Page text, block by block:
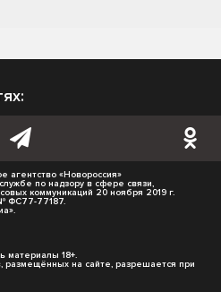
агентство «Новороссия»
по надзору в сфере связи,
коммуникаций 20 ноября 2019 г.
ФС77-77187.
материалы 18+.
на сайте, разрешается при